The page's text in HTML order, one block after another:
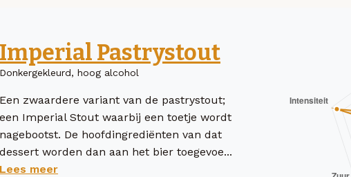
Imperial Pastrystout
Donkergekleurd, hoog alcohol
Een zwaardere variant van de pastrystout;
een Imperial Stout waarbij een toetje wordt
nagebootst. De hoofdingrediënten van dat
dessert worden dan aan het bier toegevoe...
Lees meer